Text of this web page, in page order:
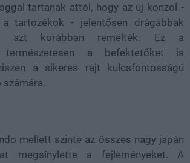
tartanak attól, hogy az új konzol -
tartozékok - jelentősen drágábbak
azt korábban remélték. Ez a
természetesen a befektetőket is
a sikeres rajt kulcsfontosságú
számára.
mellett szinte az összes nagy japán
megsínylette a fejleményeket. A